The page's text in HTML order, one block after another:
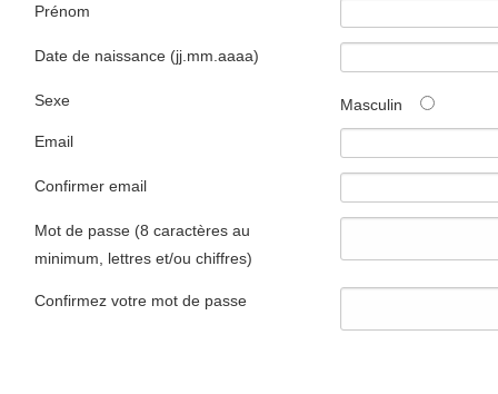
Prénom
Date de naissance (jj.mm.aaaa)
Sexe Masculin
Email
Confirmer email
Mot de passe (8 caractères au
minimum, lettres et/ou chiffres)
Confirmez votre mot de passe